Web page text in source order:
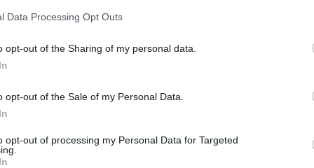
Data Processing Opt Outs
opt-out of the Sharing of my personal data.
opt-out of the Sale of my Personal Data.
opt-out of processing my Personal Data for Targeted
vármegyét meg szeretnének
a helyi közösségekkel és tovább